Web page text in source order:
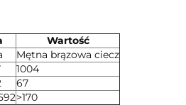
Wartość
Mętna brązowa ciecz
1004
67
>170